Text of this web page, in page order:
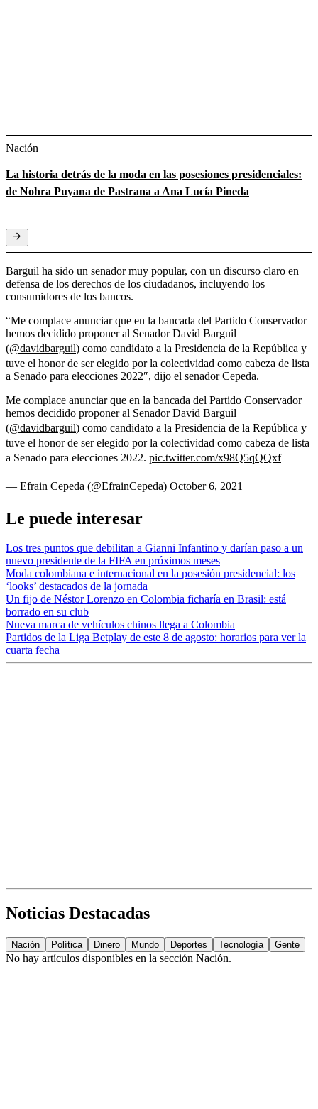
Nación
La historia detrás de la moda en las posesiones presidenciales:
de Nohra Puyana de Pastrana a Ana Lucía Pineda
Barguil ha sido un senador muy popular, con un discurso claro en
defensa de los derechos de los ciudadanos, incluyendo los
consumidores de los bancos.
“Me complace anunciar que en la bancada del Partido Conservador
hemos decidido proponer al Senador David Barguil
(@davidbarguil) como candidato a la Presidencia de la República y
tuve el honor de ser elegido por la colectividad como cabeza de lista
a Senado para elecciones 2022″, dijo el senador Cepeda.
Me complace anunciar que en la bancada del Partido Conservador
hemos decidido proponer al Senador David Barguil
(@davidbarguil) como candidato a la Presidencia de la República y
tuve el honor de ser elegido por la colectividad como cabeza de lista
a Senado para elecciones 2022. pic.twitter.com/x98Q5qQQxf
— Efrain Cepeda (@EfrainCepeda) October 6, 2021
Le puede interesar
Los tres puntos que debilitan a Gianni Infantino y darían paso a un
nuevo presidente de la FIFA en próximos meses
Moda colombiana e internacional en la posesión presidencial: los
‘looks’ destacados de la jornada
Un fijo de Néstor Lorenzo en Colombia ficharía en Brasil: está
borrado en su club
Nueva marca de vehículos chinos llega a Colombia
Partidos de la Liga Betplay de este 8 de agosto: horarios para ver la
cuarta fecha
Noticias Destacadas
Nación Política Dinero Mundo Deportes Tecnología Gente
No hay artículos disponibles en la sección Nación.